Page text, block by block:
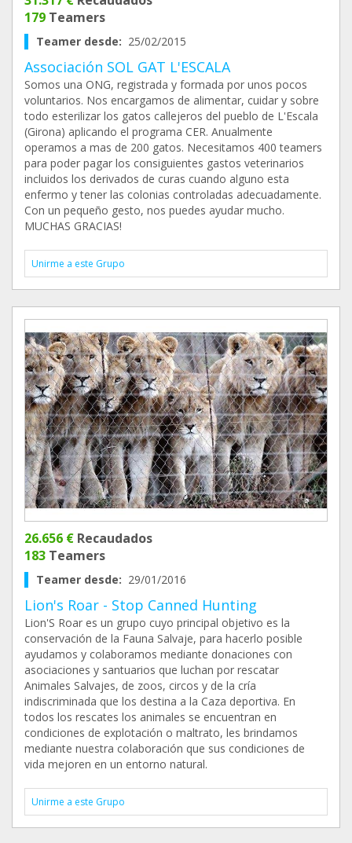
179 Teamers
Teamer desde: 25/02/2015
Associación SOL GAT L'ESCALA
Somos una ONG, registrada y formada por unos pocos
voluntarios. Nos encargamos de alimentar, cuidar y sobre
todo esterilizar los gatos callejeros del pueblo de L'Escala
(Girona) aplicando el programa CER. Anualmente
operamos a mas de 200 gatos. Necesitamos 400 teamers
para poder pagar los consiguientes gastos veterinarios
incluidos los derivados de curas cuando alguno esta
enfermo y tener las colonias controladas adecuadamente.
Con un pequeño gesto, nos puedes ayudar mucho.
MUCHAS GRACIAS!
Unirme a este Grupo
26.656 € Recaudados
183 Teamers
Teamer desde: 29/01/2016
Lion's Roar - Stop Canned Hunting
Lion'S Roar es un grupo cuyo principal objetivo es la
conservación de la Fauna Salvaje, para hacerlo posible
ayudamos y colaboramos mediante donaciones con
asociaciones y santuarios que luchan por rescatar
Animales Salvajes, de zoos, circos y de la cría
indiscriminada que los destina a la Caza deportiva. En
todos los rescates los animales se encuentran en
condiciones de explotación o maltrato, les brindamos
mediante nuestra colaboración que sus condiciones de
vida mejoren en un entorno natural.
Unirme a este Grupo